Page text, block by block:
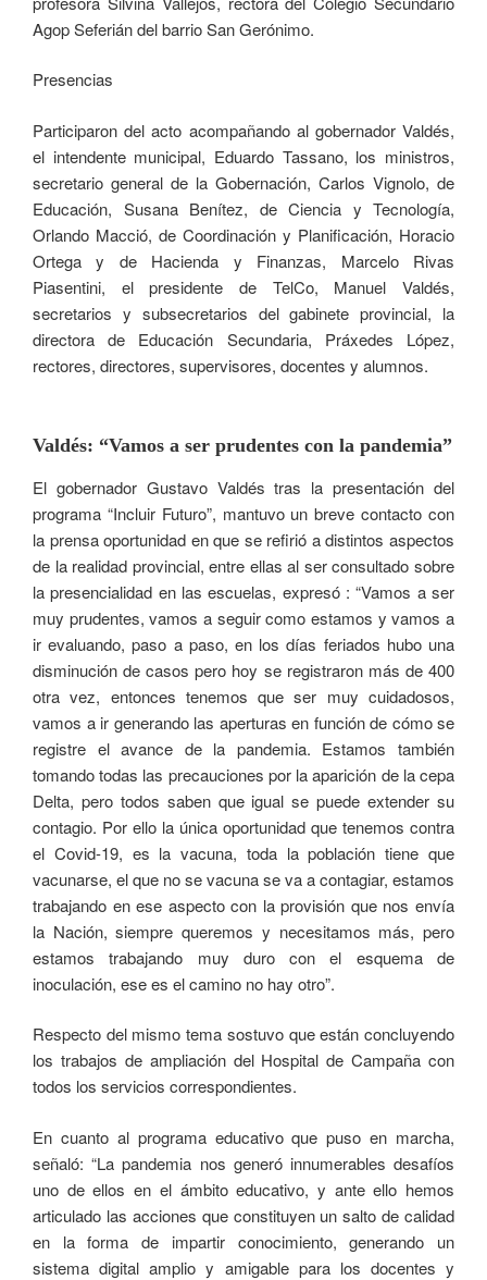
Agop Seferián del barrio San Gerónimo.
Presencias
Participaron del acto acompañando al gobernador Valdés,
el intendente municipal, Eduardo Tassano, los ministros,
secretario general de la Gobernación, Carlos Vignolo, de
Educación, Susana Benítez, de Ciencia y Tecnología,
Orlando Macció, de Coordinación y Planificación, Horacio
Ortega y de Hacienda y Finanzas, Marcelo Rivas
Piasentini, el presidente de TelCo, Manuel Valdés,
secretarios y subsecretarios del gabinete provincial, la
directora de Educación Secundaria, Práxedes López,
rectores, directores, supervisores, docentes y alumnos.
Valdés: “Vamos a ser prudentes con la pandemia”
El gobernador Gustavo Valdés tras la presentación del
programa “Incluir Futuro”, mantuvo un breve contacto con
la prensa oportunidad en que se refirió a distintos aspectos
de la realidad provincial, entre ellas al ser consultado sobre
la presencialidad en las escuelas, expresó : “Vamos a ser
muy prudentes, vamos a seguir como estamos y vamos a
ir evaluando, paso a paso, en los días feriados hubo una
disminución de casos pero hoy se registraron más de 400
otra vez, entonces tenemos que ser muy cuidadosos,
vamos a ir generando las aperturas en función de cómo se
registre el avance de la pandemia. Estamos también
tomando todas las precauciones por la aparición de la cepa
Delta, pero todos saben que igual se puede extender su
contagio. Por ello la única oportunidad que tenemos contra
el Covid-19, es la vacuna, toda la población tiene que
vacunarse, el que no se vacuna se va a contagiar, estamos
trabajando en ese aspecto con la provisión que nos envía
la Nación, siempre queremos y necesitamos más, pero
estamos trabajando muy duro con el esquema de
inoculación, ese es el camino no hay otro”.
Respecto del mismo tema sostuvo que están concluyendo
los trabajos de ampliación del Hospital de Campaña con
todos los servicios correspondientes.
En cuanto al programa educativo que puso en marcha,
señaló: “La pandemia nos generó innumerables desafíos
uno de ellos en el ámbito educativo, y ante ello hemos
articulado las acciones que constituyen un salto de calidad
en la forma de impartir conocimiento, generando un
sistema digital amplio y amigable para los docentes y